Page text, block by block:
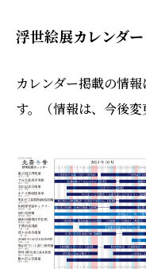
浮世絵展カレンダ
カレンダー掲載の情
す。（情報は、今後変